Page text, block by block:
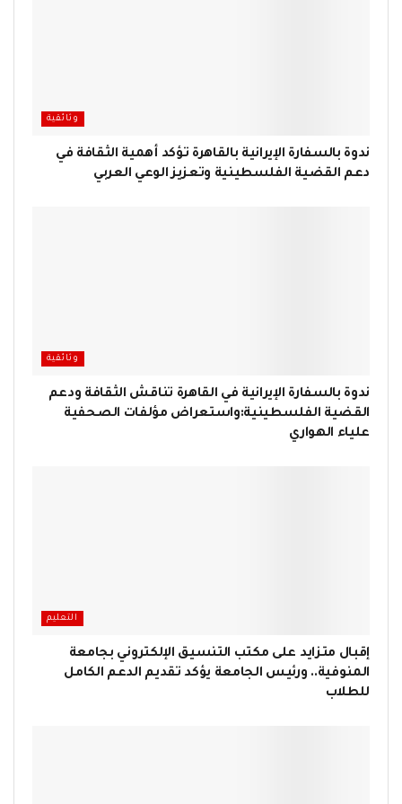
وثائقية
ندوة بالسفارة الإيرانية بالقاهرة تؤكد أهمية الثقافة في
دعم القضية الفلسطينية وتعزيز الوعي العربي
وثائقية
ندوة بالسفارة الإيرانية في القاهرة تناقش الثقافة ودعم
القضية الفلسطينية:واستعراض مؤلفات الصحفية
علياء الهواري
التعليم
إقبال متزايد على مكتب التنسيق الإلكتروني بجامعة
المنوفية.. ورئيس الجامعة يؤكد تقديم الدعم الكامل
للطلاب